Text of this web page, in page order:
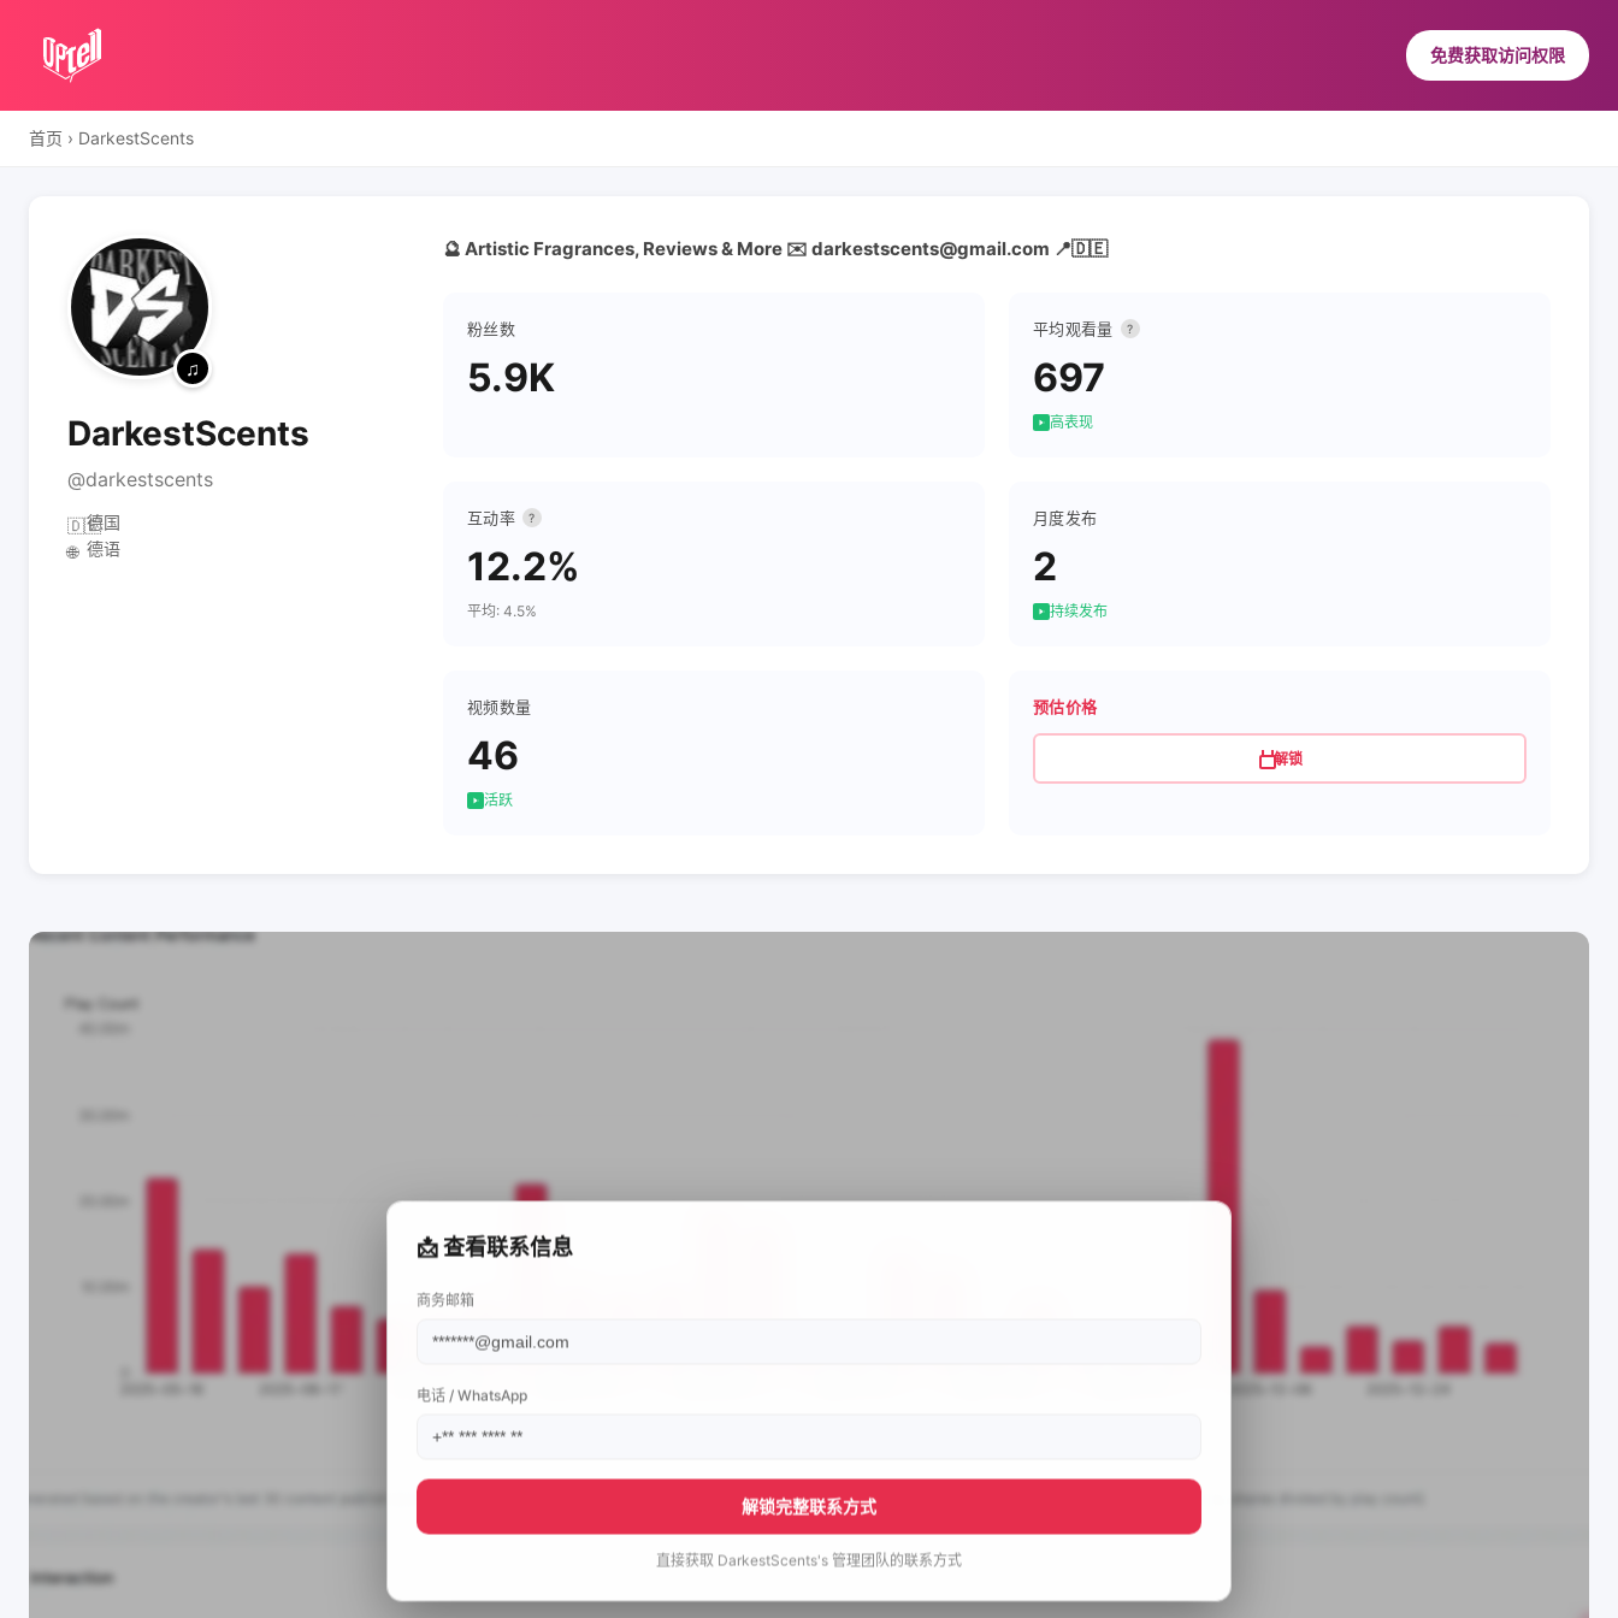
免费获取访问权限
首页 › DarkestScents
DarkestScents
@darkestscents
🇩🇪德国
🌐 德语
🔮 Artistic Fragrances, Reviews & More ✉️ darkestscents@gmail.com 📍🇩🇪
粉丝数
5.9K
平均观看量 ?
697
高表现
互动率 ?
12.2%
平均: 4.5%
月度发布
2
持续发布
视频数量
46
活跃
预估价格
解锁
📩 查看联系信息
商务邮箱
电话 / WhatsApp
解锁完整联系方式
直接获取 DarkestScents's 管理团队的联系方式